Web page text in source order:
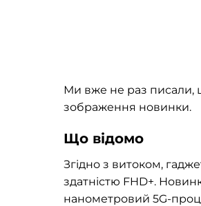
Ми вже не раз писали,
зображення новинки.
Що відомо
Згідно з витоком,
здатністю FHD+.
нанометровий 5G-